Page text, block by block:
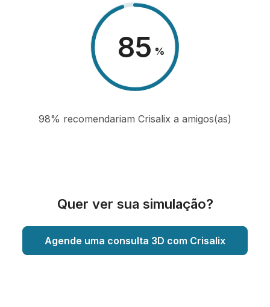
98 %
98% recomendariam Crisalix a amigos(as)
Quer ver sua simulação?
Agende uma consulta 3D com Crisalix